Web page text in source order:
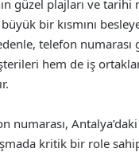
güzel plajları ve tarihi
bir kısmını
telefon numarası
hem de iş
numarası,
kritik bir role